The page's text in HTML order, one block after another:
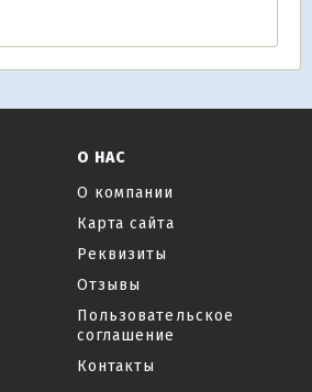
О НАС
О компании
Карта сайта
Реквизиты
Отзывы
Пользовательское
соглашение
Контакты